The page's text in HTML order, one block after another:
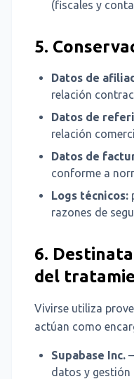
(fiscales y
5.
Datos de
relación
Datos de
relación
Datos de
conforme a
Logs técnicos:
razones de
6.
del
Vivirse utiliza
actúan como
Supabase Inc.
datos y gestión